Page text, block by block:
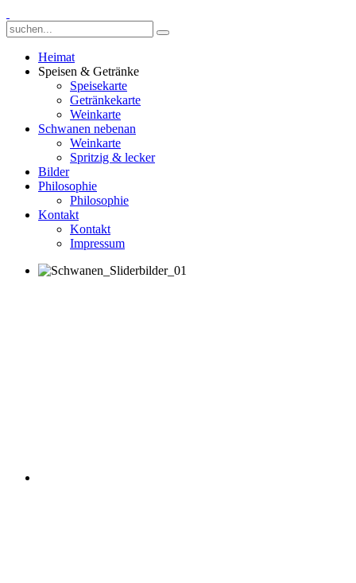
Heimat
Speisen & Getränke
Speisekarte
Getränkekarte
Weinkarte
Schwanen nebenan
Weinkarte
Spritzig & lecker
Bilder
Philosophie
Philosophie
Kontakt
Kontakt
Impressum